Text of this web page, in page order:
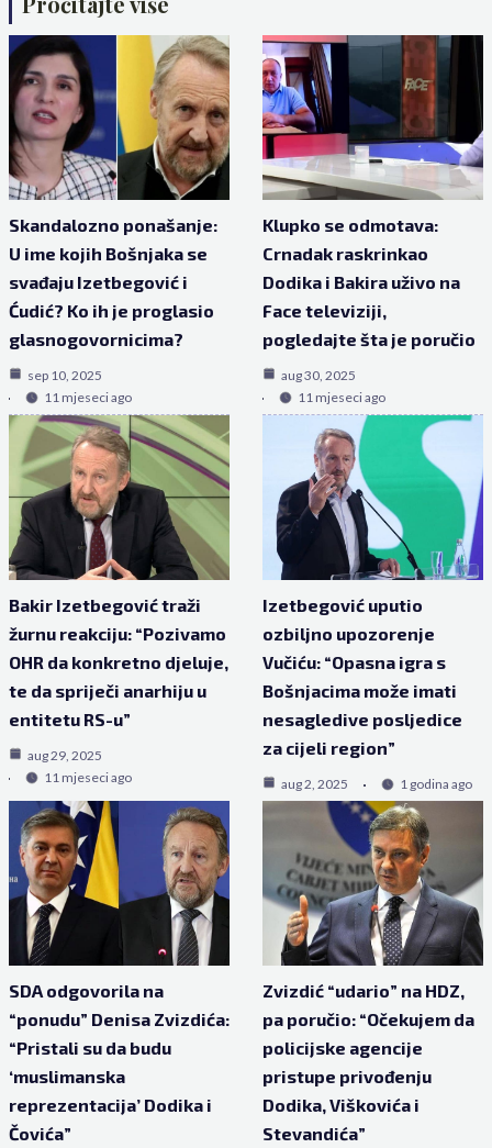
Skandalozno ponašanje:
U ime kojih Bošnjaka se
svađaju Izetbegović i
Ćudić? Ko ih je proglasio
glasnogovornicima?
sep 10, 2025
11 mjeseci ago
Klupko se odmotava:
Crnadak raskrinkao
Dodika i Bakira uživo na
Face televiziji,
pogledajte šta je poručio
aug 30, 2025
11 mjeseci ago
Bakir Izetbegović traži
žurnu reakciju: “Pozivamo
OHR da konkretno djeluje,
te da spriječi anarhiju u
entitetu RS-u”
aug 29, 2025
11 mjeseci ago
Izetbegović uputio
ozbiljno upozorenje
Vučiću: “Opasna igra s
Bošnjacima može imati
nesagledive posljedice
za cijeli region”
aug 2, 2025 1 godina ago
SDA odgovorila na
“ponudu” Denisa Zvizdića:
“Pristali su da budu
‘muslimanska
reprezentacija’ Dodika i
Čovića”
Zvizdić “udario” na HDZ,
pa poručio: “Očekujem da
policijske agencije
pristupe privođenju
Dodika, Viškovića i
Stevandića”